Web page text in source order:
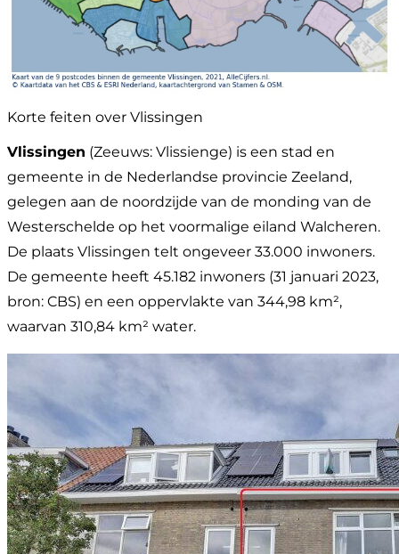
Korte feiten over Vlissingen
Vlissingen (Zeeuws: Vlissienge) is een stad en
gemeente in de Nederlandse provincie Zeeland,
gelegen aan de noordzijde van de monding van de
Westerschelde op het voormalige eiland Walcheren.
De plaats Vlissingen telt ongeveer 33.000 inwoners.
De gemeente heeft 45.182 inwoners (31 januari 2023,
bron: CBS) en een oppervlakte van 344,98 km²,
waarvan 310,84 km² water.